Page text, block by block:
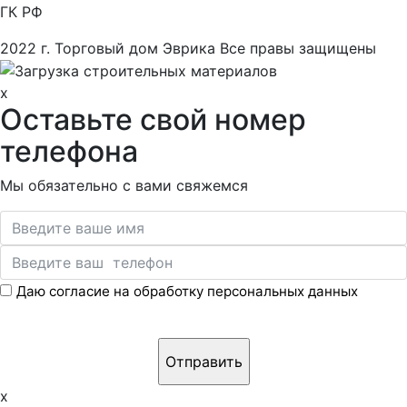
ГК РФ
2022 г. Торговый дом Эврика Все правы защищены
x
Оставьте свой номер
телефона
Мы обязательно с вами свяжемся
Даю согласие на обработку персональных данных
x